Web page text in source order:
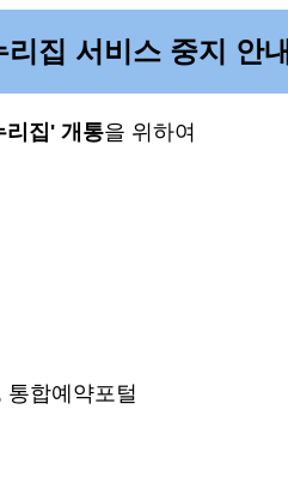
집 서비스 중지 안내
리집' 개통을 위하여
합예약포털